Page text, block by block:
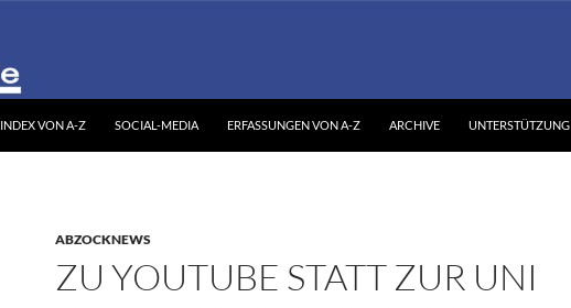
INDEX VON A-Z SOCIAL-MEDIA ERFASSUNGEN VON A-Z ARCHIVE UNTERSTÜTZUNG
ABZOCKNEWS
ZU YOUTUBE STATT ZUR UNI